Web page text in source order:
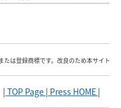
は登録商標です。改良のため本サイト内
| TOP Page | Press HOME |